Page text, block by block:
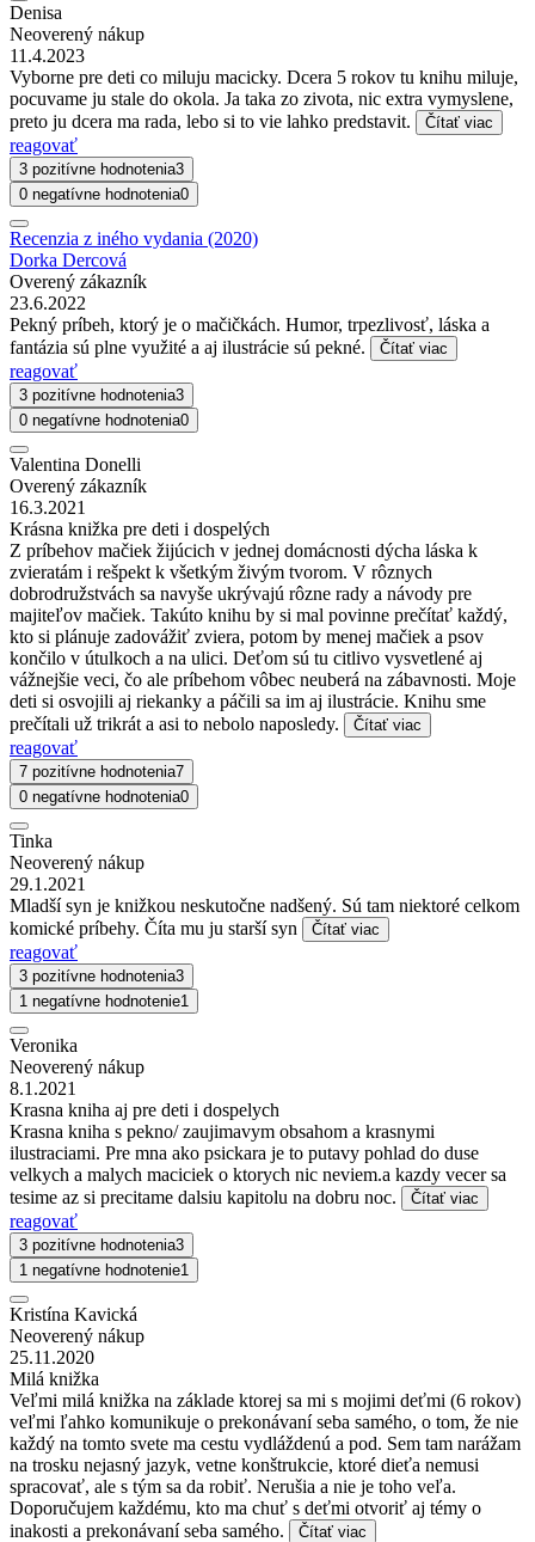
Denisa
Neoverený nákup
11.4.2023
Vyborne pre deti co miluju macicky. Dcera 5 rokov tu knihu miluje,
pocuvame ju stale do okola. Ja taka zo zivota, nic extra vymyslene,
preto ju dcera ma rada, lebo si to vie lahko predstavit.
Čítať viac
reagovať
3 pozitívne hodnotenia3
0 negatívne hodnotenia0
Recenzia z iného vydania (2020)
Dorka Dercová
Overený zákazník
23.6.2022
Pekný príbeh, ktorý je o mačičkách. Humor, trpezlivosť, láska a
fantázia sú plne využité a aj ilustrácie sú pekné.
Čítať viac
reagovať
3 pozitívne hodnotenia3
0 negatívne hodnotenia0
Valentina Donelli
Overený zákazník
16.3.2021
Krásna knižka pre deti i dospelých
Z príbehov mačiek žijúcich v jednej domácnosti dýcha láska k
zvieratám i rešpekt k všetkým živým tvorom. V rôznych
dobrodružstvách sa navyše ukrývajú rôzne rady a návody pre
majiteľov mačiek. Takúto knihu by si mal povinne prečítať každý,
kto si plánuje zadovážiť zviera, potom by menej mačiek a psov
končilo v útulkoch a na ulici. Deťom sú tu citlivo vysvetlené aj
vážnejšie veci, čo ale príbehom vôbec neuberá na zábavnosti. Moje
deti si osvojili aj riekanky a páčili sa im aj ilustrácie. Knihu sme
prečítali už trikrát a asi to nebolo naposledy.
Čítať viac
reagovať
7 pozitívne hodnotenia7
0 negatívne hodnotenia0
Tinka
Neoverený nákup
29.1.2021
Mladší syn je knižkou neskutočne nadšený. Sú tam niektoré celkom
komické príbehy. Číta mu ju starší syn
Čítať viac
reagovať
3 pozitívne hodnotenia3
1 negatívne hodnotenie1
Veronika
Neoverený nákup
8.1.2021
Krasna kniha aj pre deti i dospelych
Krasna kniha s pekno/ zaujimavym obsahom a krasnymi
ilustraciami. Pre mna ako psickara je to putavy pohlad do duse
velkych a malych maciciek o ktorych nic neviem.a kazdy vecer sa
tesime az si precitame dalsiu kapitolu na dobru noc.
Čítať viac
reagovať
3 pozitívne hodnotenia3
1 negatívne hodnotenie1
Kristína Kavická
Neoverený nákup
25.11.2020
Milá knižka
Veľmi milá knižka na základe ktorej sa mi s mojimi deťmi (6 rokov)
veľmi ľahko komunikuje o prekonávaní seba samého, o tom, že nie
každý na tomto svete ma cestu vydláždenú a pod. Sem tam narážam
na trosku nejasný jazyk, vetne konštrukcie, ktoré dieťa nemusi
spracovať, ale s tým sa da robiť. Nerušia a nie je toho veľa.
Doporučujem každému, kto ma chuť s deťmi otvoriť aj témy o
inakosti a prekonávaní seba samého.
Čítať viac